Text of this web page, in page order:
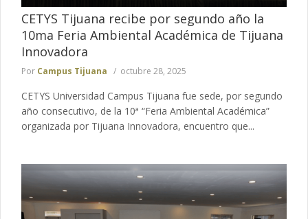
CETYS Tijuana recibe por segundo año la
10ma Feria Ambiental Académica de Tijuana
Innovadora
Por Campus Tijuana octubre 28, 2025
CETYS Universidad Campus Tijuana fue sede, por segundo
año consecutivo, de la 10ª “Feria Ambiental Académica”
organizada por Tijuana Innovadora, encuentro que...